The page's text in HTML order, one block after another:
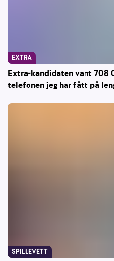
Extra-kandidaten vant 708
telefonen jeg har fått på
EXTRA
SPILLEVETT